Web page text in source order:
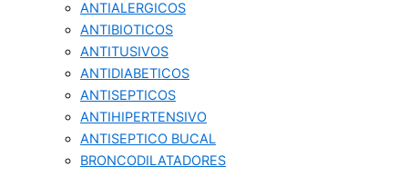
ANTIALERGICOS
ANTIBIOTICOS
ANTITUSIVOS
ANTIDIABETICOS
ANTISEPTICOS
ANTIHIPERTENSIVO
ANTISEPTICO BUCAL
BRONCODILATADORES